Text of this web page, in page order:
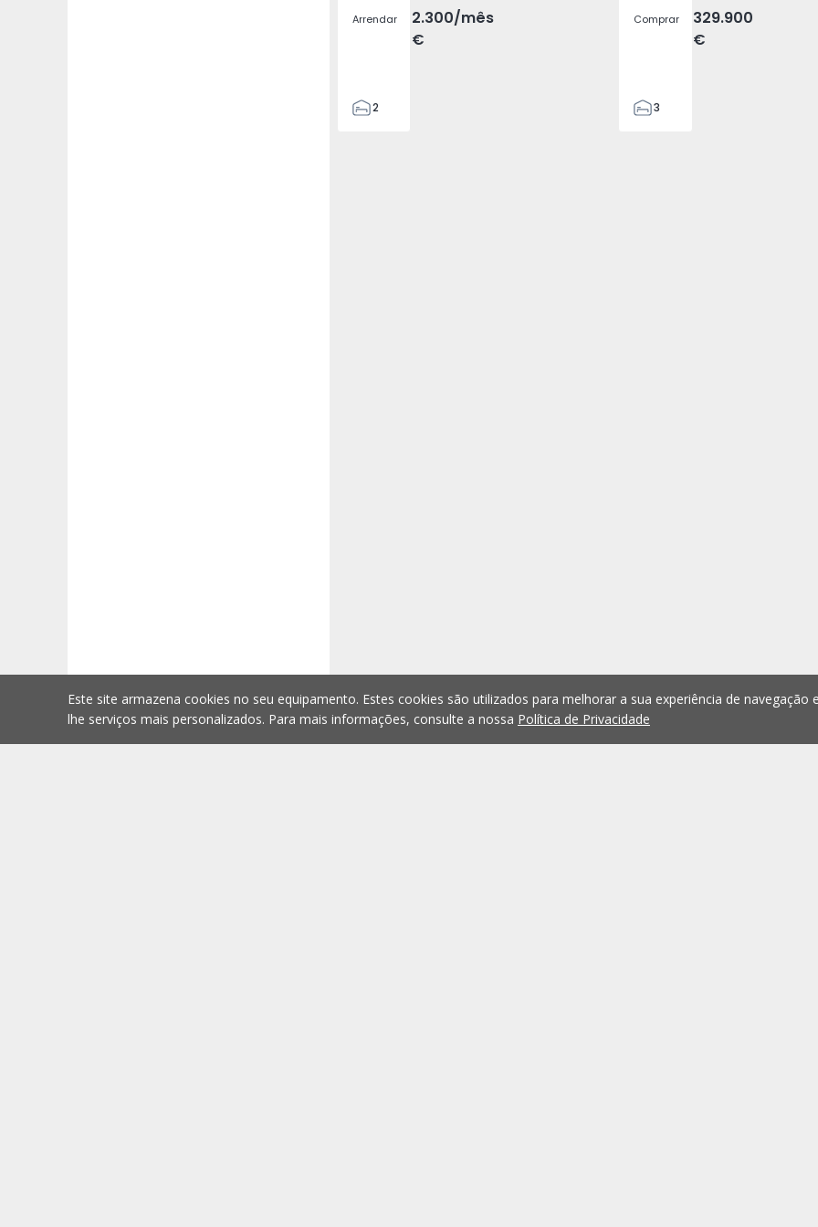
Arrendar
2.300
€
/mês
2
Comprar
329.900
€
3
Este site armazena cookies no seu equipamento. Estes cookies são utilizados para melhorar a sua experiência de navegação
lhe serviços mais personalizados. Para mais informações, consulte a nossa Política de Privacidade